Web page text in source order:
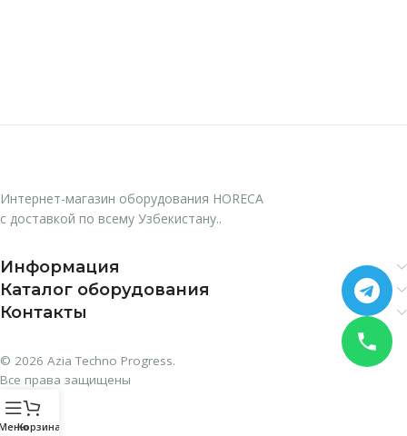
Интернет-магазин оборудования HORECA
с доставкой по всему Узбекистану..
Информация
Каталог оборудования
Контакты
© 2026 Azia Techno Progress.
Все права защищены
Корзина